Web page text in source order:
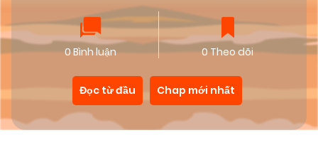
0 Bình luận 0 Theo dõi
Đọc từ đầu Chap mới nhất